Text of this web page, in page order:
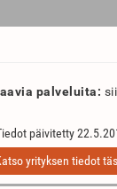
palveluita:
päivitetty
yrityksen tiedot